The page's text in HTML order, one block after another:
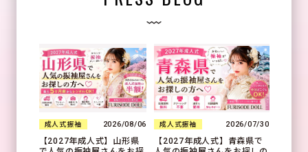
成人式振袖 2026/08/06
【2027年成人式】山形県
成人式振袖 2026/07/30
【2027年成人式】青森県で